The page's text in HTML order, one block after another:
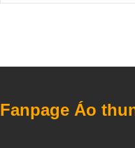
Fanpage Áo